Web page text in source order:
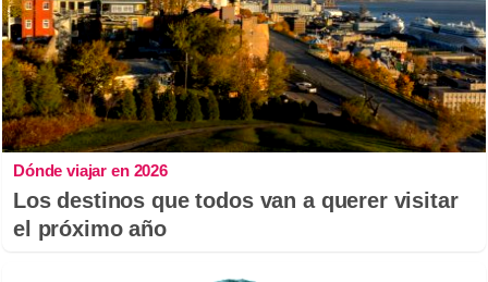
Dónde viajar en 2026
Los destinos que todos van a querer visitar
el próximo año